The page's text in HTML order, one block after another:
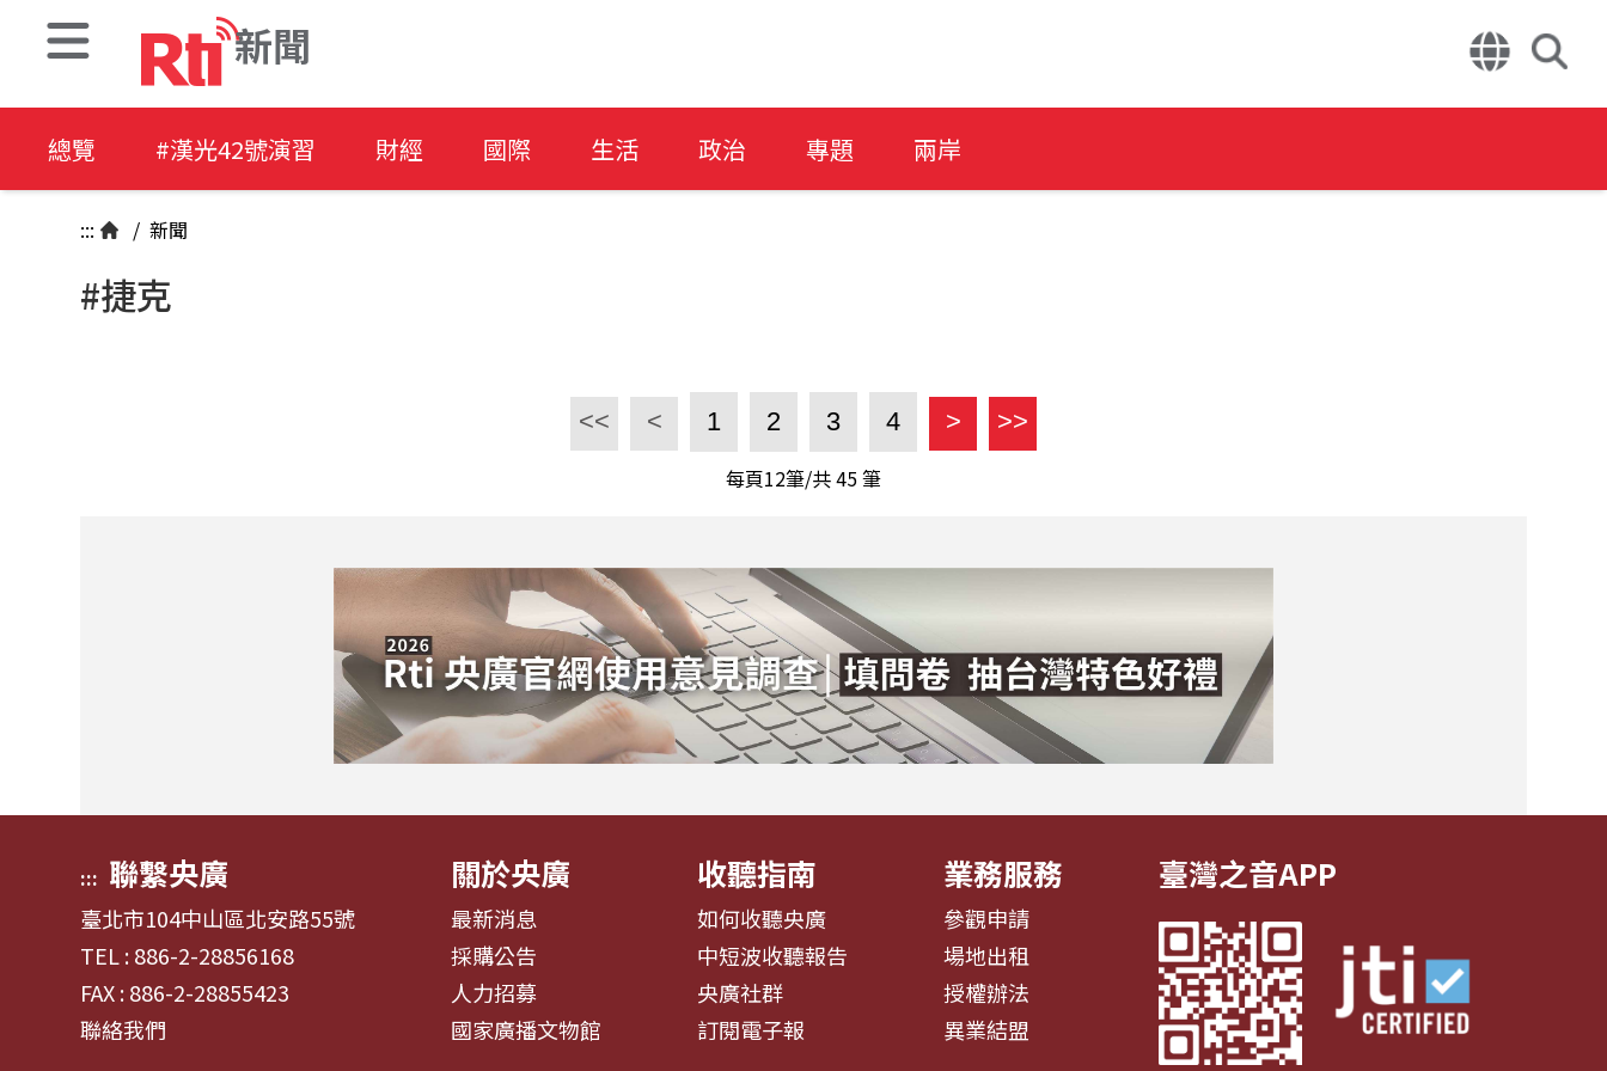
新聞
總覽 #漢光42號演習 財經 國際 生活 政治 專題 兩岸
::: / 新聞
#捷克
<< < 1 2 3 4 > >>
每頁12筆/共45筆
::: 聯繫央廣
臺北市104中山區北安路55號
TEL : 886-2-28856168
FAX : 886-2-28855423
聯絡我們
關於央廣
最新消息
採購公告
人力招募
國家廣播文物館
收聽指南
如何收聽央廣
中短波收聽報告
央廣社群
訂閱電子報
業務服務
參觀申請
場地出租
授權辦法
異業結盟
臺灣之音APP